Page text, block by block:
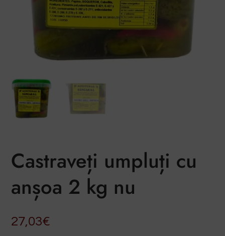
Castraveți umpluți cu
anșoa 2 kg nu
27,03€